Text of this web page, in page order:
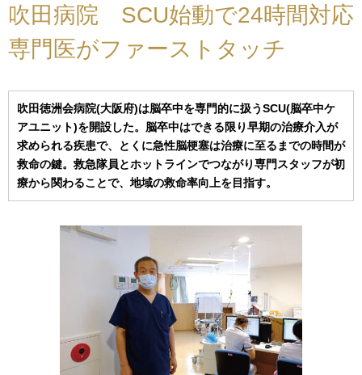
吹田病院 SCU始動で24時間対応
専門医がファーストタッチ
吹田徳洲会病院(大阪府)は脳卒中を専門的に扱うSCU(脳卒中ケ
アユニット)を開設した。脳卒中はできる限り早期の治療介入が
求められる疾患で、とくに急性脳梗塞は治療に至るまでの時間が
救命の鍵。救急隊員とホットラインでつながり専門スタッフが初
療から関わることで、地域の救命率向上を目指す。